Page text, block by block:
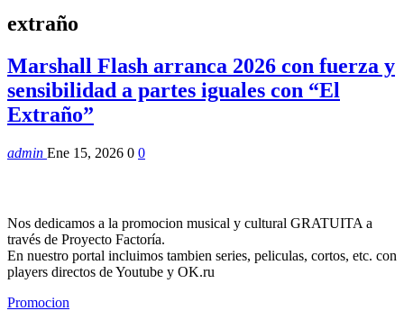
extraño
Marshall Flash arranca 2026 con fuerza y
sensibilidad a partes iguales con “El
Extraño”
admin Ene 15, 2026 0 0
Nos dedicamos a la promocion musical y cultural GRATUITA a
través de Proyecto Factoría.
En nuestro portal incluimos tambien series, peliculas, cortos, etc. con
players directos de Youtube y OK.ru
Promocion